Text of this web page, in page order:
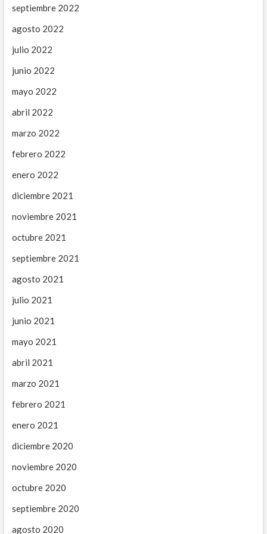
septiembre 2022
agosto 2022
julio 2022
junio 2022
mayo 2022
abril 2022
marzo 2022
febrero 2022
enero 2022
diciembre 2021
noviembre 2021
octubre 2021
septiembre 2021
agosto 2021
julio 2021
junio 2021
mayo 2021
abril 2021
marzo 2021
febrero 2021
enero 2021
diciembre 2020
noviembre 2020
octubre 2020
septiembre 2020
agosto 2020